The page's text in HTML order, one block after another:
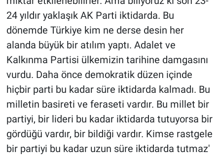
24 yıldır yaklaşık AK Parti iktidarda. Bu
dönemde Türkiye kim ne derse desin her
alanda büyük bir atılım yaptı. Adalet ve
Kalkınma Partisi ülkemizin tarihine damgasını
vurdu. Daha önce demokratik düzen içinde
hiçbir parti bu kadar süre iktidarda kalmadı. Bu
milletin basireti ve feraseti vardır. Bu millet bir
partiyi, bir lideri bu kadar iktidarda tutuyorsa bir
gördüğü vardır, bir bildiği vardır. Kimse rastgele
bir partiyi bu kadar uzun süre iktidarda tutmaz'